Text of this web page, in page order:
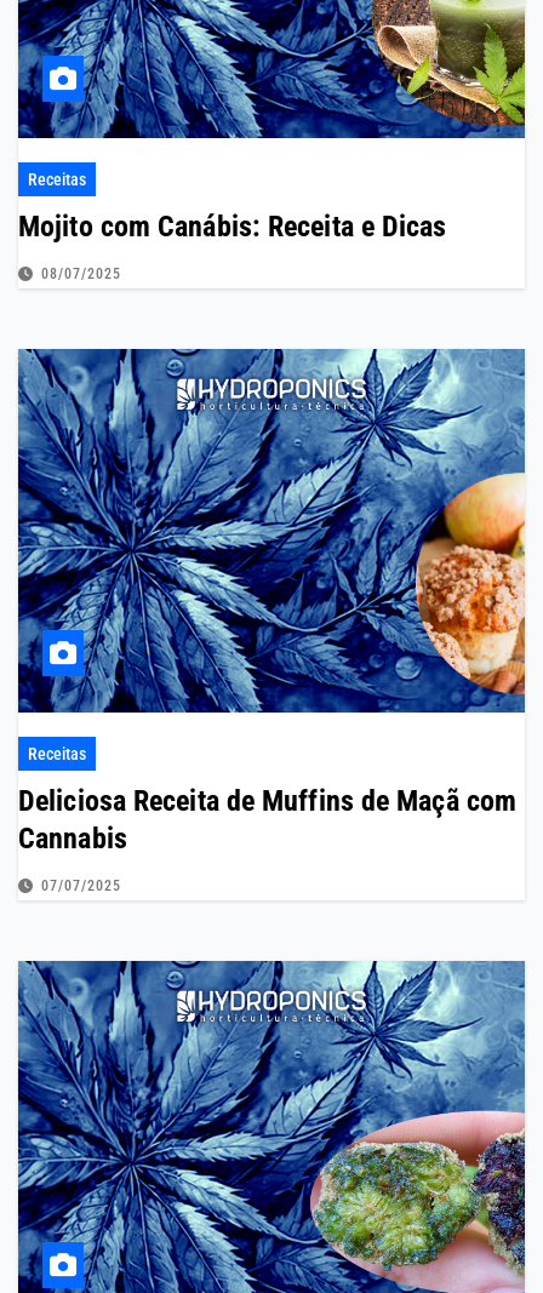
Receitas
Mojito com Canábis: Receita e Dicas
08/07/2025
Receitas
Deliciosa Receita de Muffins de Maçã com
Cannabis
07/07/2025